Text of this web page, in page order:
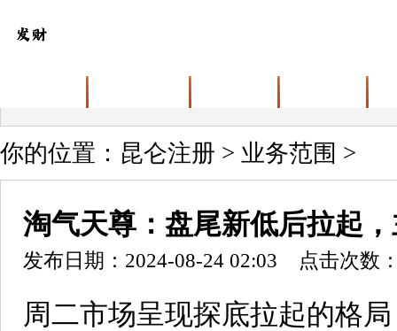
你的位置： 昆仑注册 > 业务范围 >
淘气天尊：盘尾新低后拉起
发布日期：2024-08-24 02:03 点击次数
周二市场呈现探底拉起的格